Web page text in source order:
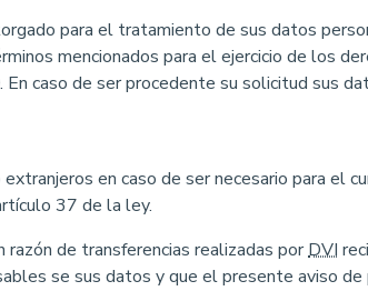
para el tratamiento de sus datos
mencionados para el ejercicio de los
caso de ser procedente su solicitud sus
en caso de ser necesario para el
37 de la ley.
de transferencias realizadas porDVI
se sus datos y que el presente aviso de